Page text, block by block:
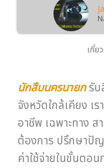
เกี่ย
นักสืบนครนายกรับ
จังหวัดใกล้เคียง
อาชีพ เฉพาะทาง
ต้องการ ปรึกษาปั
ค่าใช้จ่ายในขั้นตอ